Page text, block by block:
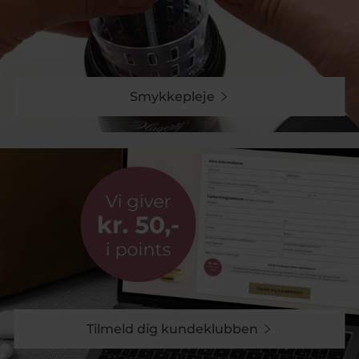
Materialerne giver et let og behageligt armbånd, der
er velegnet til både hverdag og fest.
Armbånd med og uden sten
Udvalget rummer både helt enkle designs og mere
dekorative armbånd. Her finder du blandt andet:
Armbånd uden sten – minimalistisk og tidløst
Armbånd med
zirkoniasten
Armbånd med perler
Kombinationer af sten og perler
De mange variationer gør det nemt at finde et STINE
A armbånd, der passer til både stil og anledning.
Knyttede armbånd og justerbare
Smykkepleje
Tilmeld dig kundeklubben